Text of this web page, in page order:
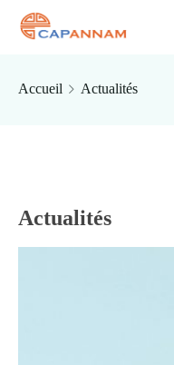
Accueil Actualités
Actualités